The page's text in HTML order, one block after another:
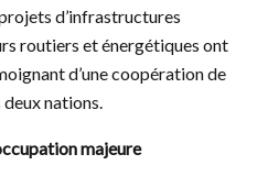
d’infrastructures
routiers et énergétiques ont
d’une coopération de
nations.
majeure